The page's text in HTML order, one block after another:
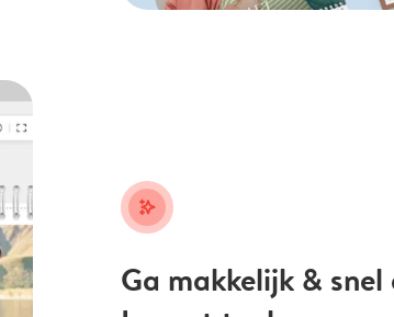
stars_plus
Ga makkelijk &